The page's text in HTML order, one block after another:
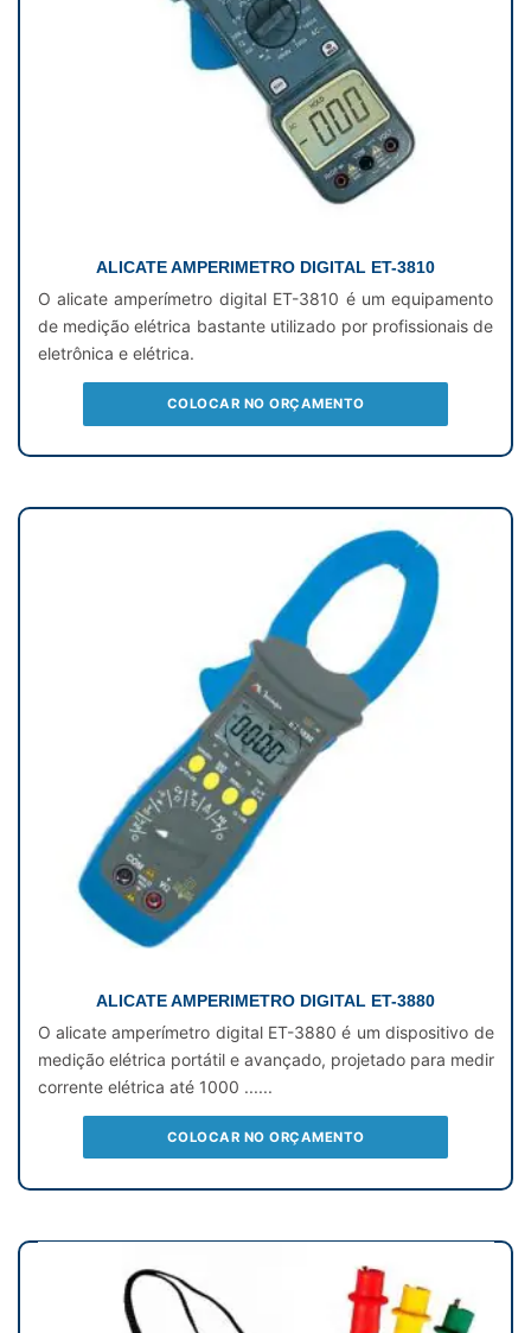
ALICATE AMPERIMETRO DIGITAL ET-3810
O alicate amperímetro digital ET-3810 é um equipamento
de medição elétrica bastante utilizado por profissionais de
eletrônica e elétrica.
COLOCAR NO ORÇAMENTO
ALICATE AMPERIMETRO DIGITAL ET-3880
O alicate amperímetro digital ET-3880 é um dispositivo de
medição elétrica portátil e avançado, projetado para medir
corrente elétrica até 1000 ......
COLOCAR NO ORÇAMENTO